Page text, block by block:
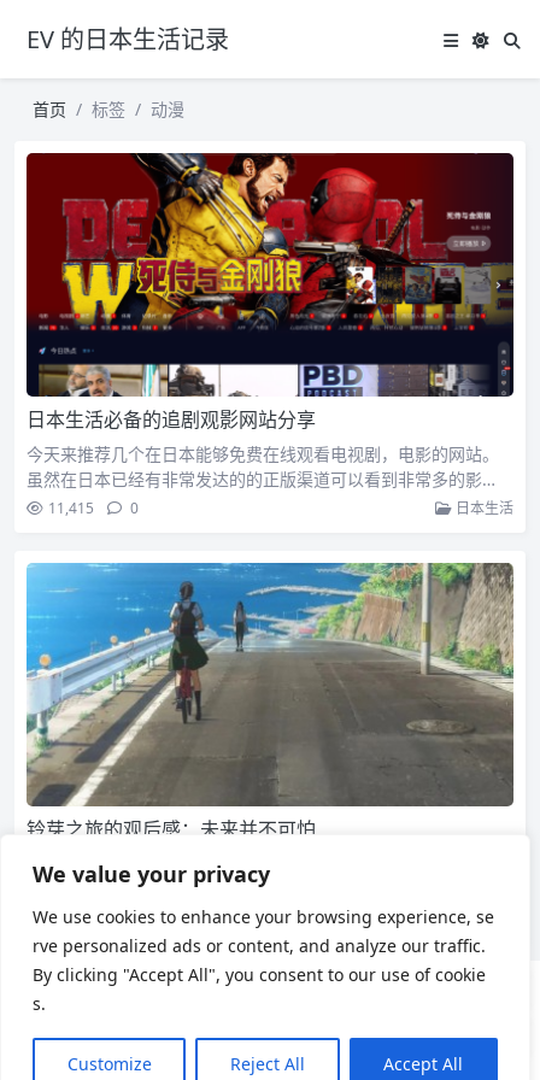
We value your privacy
We use cookies to enhance your browsing experience, se
rve personalized ads or content, and analyze our traffic.
By clicking "Accept All", you consent to our use of cookie
s.
Customize Reject All Accept All
EV 的日本生活记录
首页 标签 动漫
日本生活必备的追剧观影网站分享
今天来推荐几个在日本能够免费在线观看电视剧，电影的网站。
虽然在日本已经有非常发达的的正版渠道可以看到非常多的影…
11,415 0 日本生活
铃芽之旅的观后感：未来并不可怕
昨天晚上和女友两地远程同时看完了这一部《铃芽之旅》，昨天
晚上就聊了很多，但总感觉需要 用文字再整理一下自己混乱…
1,591 0 日本文化
用户协议 隐私政策
Theme byPuock